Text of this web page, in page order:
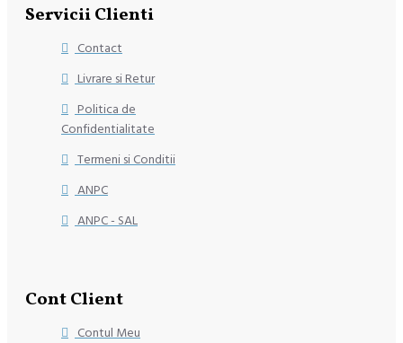
Servicii Clienti
Contact
Livrare si Retur
Politica de
Confidentialitate
Termeni si Conditii
ANPC
ANPC - SAL
Cont Client
Contul Meu